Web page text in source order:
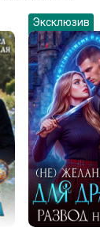
Эксклюзив